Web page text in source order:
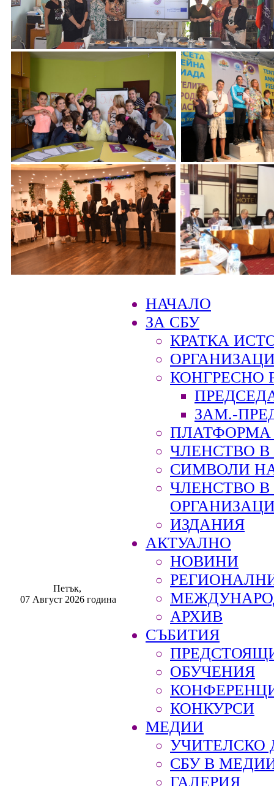
Петък,
07 Август 2026 година
НАЧАЛО
ЗА СБУ
КРАТКА
КОНГРЕСНО
ЗАМ.-
ПЛАТФОРМА
ЧЛЕНСТВО В
СИМВОЛИ
ЧЛЕНСТВО
ИЗДАНИЯ
АКТУАЛНО
НОВИНИ
АРХИВ
СЪБИТИЯ
ОБУЧЕНИЯ
КОНКУРСИ
МЕДИИ
УЧИТЕЛСКО
СБУ В
ГАЛЕРИЯ